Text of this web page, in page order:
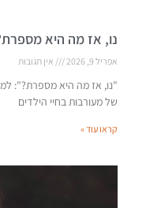
נו, אז מה היא
אפריל 9, 2026 אין תגובות
"נו, אז מה היא מספרת?":
של מעורבות בחיי הילדים
קראו עוד »